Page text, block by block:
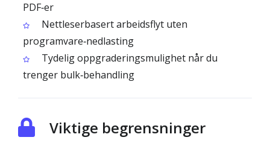
PDF‑er
Nettleserbasert arbeidsflyt uten
programvare‑nedlasting
Tydelig oppgraderingsmulighet når du
trenger bulk‑behandling
Viktige begrensninger